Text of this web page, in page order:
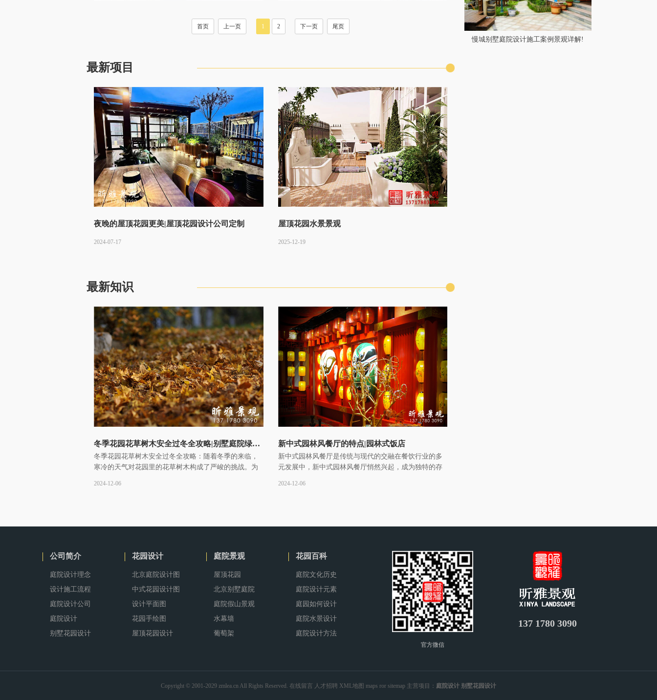
慢城别墅庭院设计施工案例景观详解!
首页 上一页 1 2 下一页 尾页
最新项目
夜晚的屋顶花园更美|屋顶花园设计公司定制
2024-07-17
屋顶花园水景景观
2025-12-19
最新知识
冬季花园花草树木安全过冬全攻略|别墅庭院绿化过冬知识
冬季花园花草树木安全过冬全攻略：随着冬季的来临，
寒冷的天气对花园里的花草树木构成了严峻的挑战。为
2024-12-06
新中式园林风餐厅的特点|园林式饭店
新中式园林风餐厅是传统与现代的交融在餐饮行业的多
元发展中，新中式园林风餐厅悄然兴起，成为独特的存
2024-12-06
公司简介
庭院设计理念
设计施工流程
庭院设计公司
庭院设计
别墅花园设计
花园设计
北京庭院设计图
中式花园设计图
设计平面图
花园手绘图
屋顶花园设计
庭院景观
屋顶花园
北京别墅庭院
庭院假山景观
水幕墙
葡萄架
花园百科
庭院文化历史
庭院设计元素
庭园如何设计
庭院水景设计
庭院设计方法
官方微信
137 1780 3090
Copyright © 2001-2029 zmlea.cn All Rights Reserved. 在线留言 人才招聘 XML地图 maps ror sitemap 主营项目： 庭院设计 别墅花园设计